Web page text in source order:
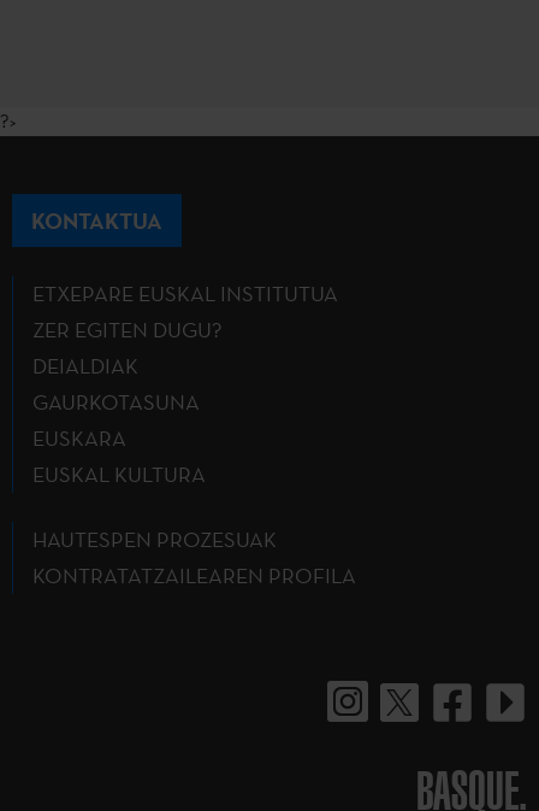
?>
KONTAKTUA
ETXEPARE EUSKAL INSTITUTUA
ZER EGITEN DUGU?
DEIALDIAK
GAURKOTASUNA
EUSKARA
EUSKAL KULTURA
HAUTESPEN PROZESUAK
KONTRATATZAILEAREN PROFILA
BASQUE.